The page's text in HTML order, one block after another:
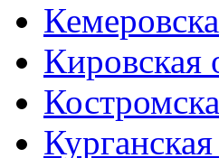
Кировская